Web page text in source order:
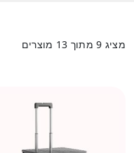
מציג 9מתוך 13מוצרים